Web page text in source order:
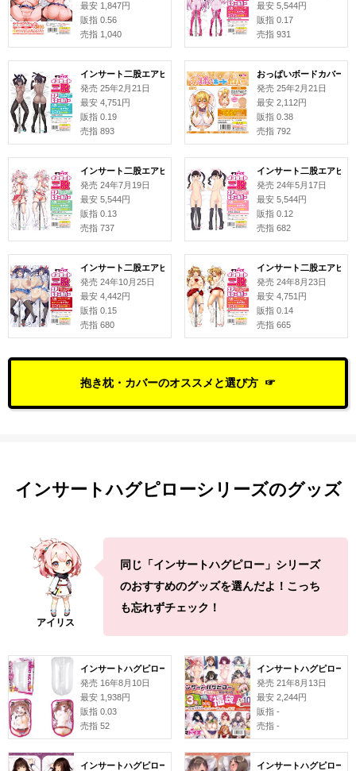
最安 1,847円
販指 0.56
売指 1,040
最安 5,544円
販指 0.17
売指 931
インサート二股エアピローカバー#163 DENB
発売 25年2月21日
最安 4,751円
販指 0.19
売指 893
おっぱいボードカバー
発売 25年2月21日
最安 2,112円
販指 0.38
売指 792
インサート二股エアピローカバー#156 猫乃井リリィ
発売 24年7月19日
最安 5,544円
販指 0.13
売指 737
インサート二股エアピロ
発売 24年5月17日
最安 5,544円
販指 0.12
売指 682
インサート二股エアピローカバー#159 合歓垣天音 イラスト:
発売 24年10月25日
最安 4,442円
販指 0.15
売指 680
インサート二股エアピロ
発売 24年8月23日
最安 4,751円
販指 0.14
売指 665
抱き枕・カバーのオススメと選び方
インサートハグピローシリーズのグッズ
同じ「インサートハグピロー」シリーズ
のおすすめのグッズを選んだよ！こっち
も忘れずチェック！
インサートハグピロー本体
発売 16年8月10日
最安 1,938円
販指 0.03
売指 52
インサートハグピロー
発売 21年8月13日
最安 2,244円
販指 -
売指 -
インサートハグピロー用ピローケース#130 江森うきインサートハグピロー用